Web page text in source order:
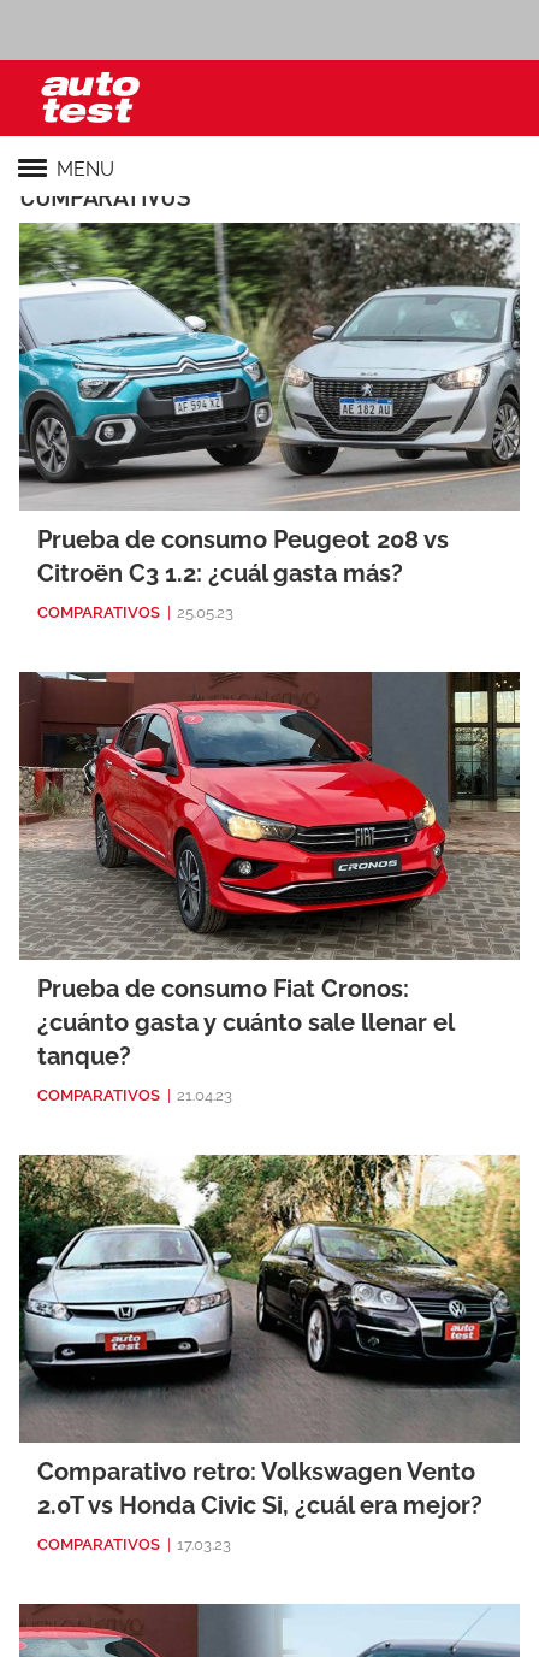
MENU
COMPARATIVOS
Prueba de consumo Peugeot 208 vs
Citroën C3 1.2: ¿cuál gasta más?
COMPARATIVOS 25.05.23
Prueba de consumo Fiat Cronos:
¿cuánto gasta y cuánto sale llenar el
tanque?
COMPARATIVOS 21.04.23
Comparativo retro: Volkswagen Vento
2.0T vs Honda Civic Si, ¿cuál era mejor?
COMPARATIVOS 17.03.23